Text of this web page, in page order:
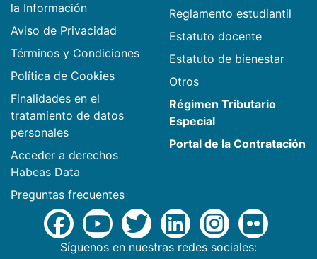
la Información
Aviso de Privacidad
Términos y Condiciones
Política de Cookies
Finalidades en el
tratamiento de datos
personales
Acceder a derechos
Habeas Data
Preguntas frecuentes
Reglamento estudiantil
Estatuto docente
Estatuto de bienestar
Otros
Régimen Tributario
Especial
Portal de la Contratación
Síguenos en nuestras redes sociales: